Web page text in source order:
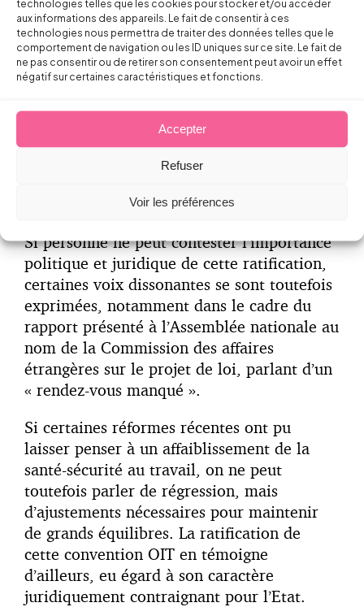
technologies telles que les cookies pour stocker et/ou accéder
aux informations des appareils. Le fait de consentir à ces
technologies nous permettra de traiter des données telles que le
comportement de navigation ou les ID uniques sur ce site. Le fait de
ne pas consentir ou de retirer son consentement peut avoir un effet
négatif sur certaines caractéristiques et fonctions.
Accepter
Refuser
Voir les préférences
L’exigence essentielle de coopération des
employeurs et des travailleurs et/ou
leurs représentants dans l’entreprise
dans la mise en œuvre de mesures visant
Si personne ne peut contester l’importance
politique et juridique de cette ratification,
certaines voix dissonantes se sont toutefois
exprimées, notamment dans le cadre du
rapport présenté à l’Assemblée nationale au
nom de la Commission des affaires
étrangères sur le projet de loi, parlant d’un
« rendez-vous manqué ».
Si certaines réformes récentes ont pu
laisser penser à un affaiblissement de la
santé-sécurité au travail, on ne peut
toutefois parler de régression, mais
d’ajustements nécessaires pour maintenir
de grands équilibres. La ratification de
cette convention OIT en témoigne
d’ailleurs, eu égard à son caractère
juridiquement contraignant pour l’Etat.